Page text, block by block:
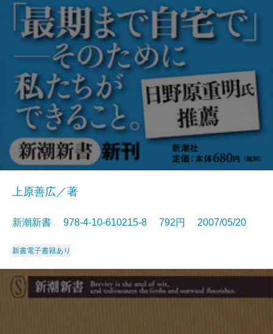
上原善広／著
新潮新書 978-4-10-610215-8 792円 2007/05/20
新書電子書籍あり